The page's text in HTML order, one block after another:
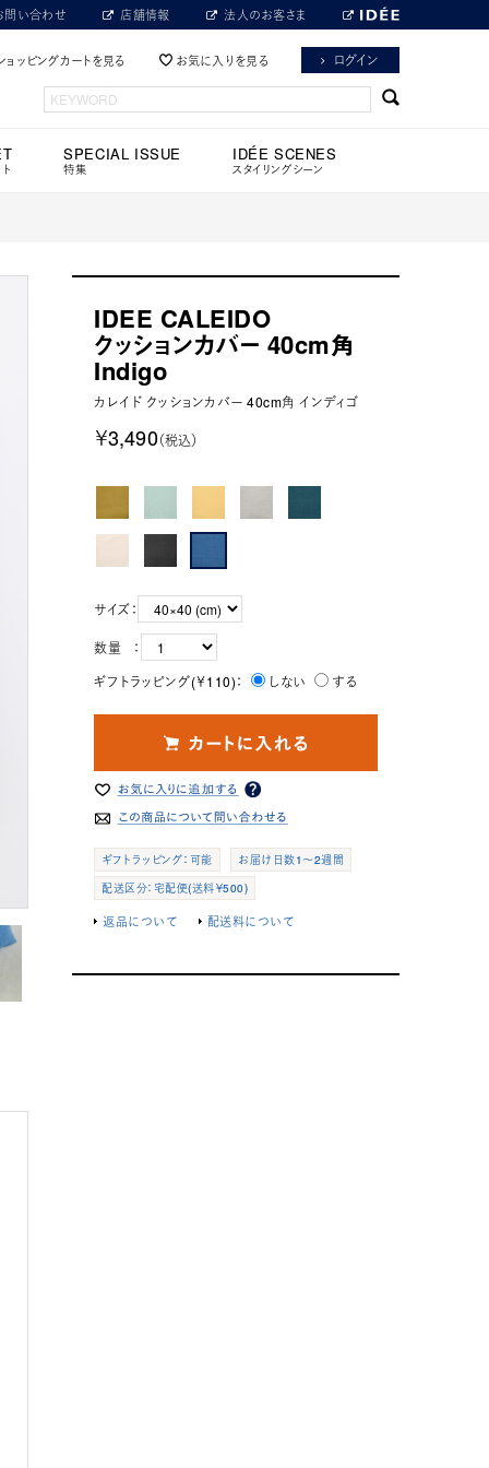
問い合わせ 店舗情報 法人のお客さま
ョッピングカートを見る お気に入りを見る ログイン
SPECIAL ISSUE
特集
IDÉE SCENES
スタイリングシーン
IDEE CALEIDO
クッションカバー 40cm角
Indigo
カレイド クッションカバー 40cm角 インディゴ
￥3,490（税込）
サイズ：
数量 ：
ギフトラッピング(￥110)：
しない する
ギフトラッピング：可能
お届け日数1～2週間
配送区分：宅配便(送料￥500)
返品について 配送料について